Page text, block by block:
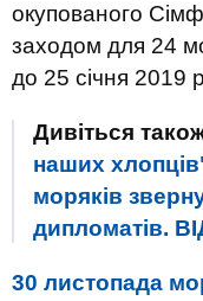
окупованого
заходом для 24
до 25 січня 2019
Дивіться
наших
моряків
дипломатів.
30 листопада